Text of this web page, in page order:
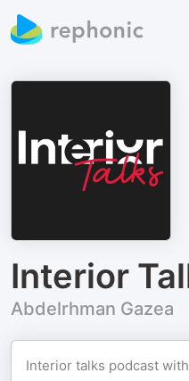
Interior
Abdelrhman Gazea
Interior talks podcast